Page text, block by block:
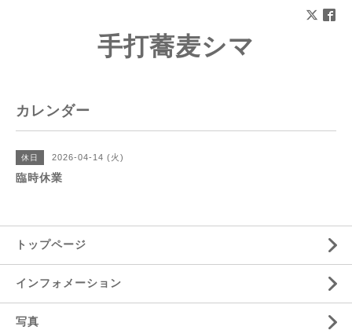
手打蕎麦シマ
カレンダー
休日 2026-04-14 (火)
臨時休業
トップページ
インフォメーション
写真